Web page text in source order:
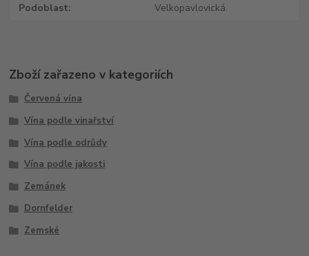
Podoblast Velkopavlovická
Zboží zařazeno v kategoriích
Červená vína
Vína podle vinařství
Vína podle odrůdy
Vína podle jakosti
Zemánek
Dornfelder
Zemské